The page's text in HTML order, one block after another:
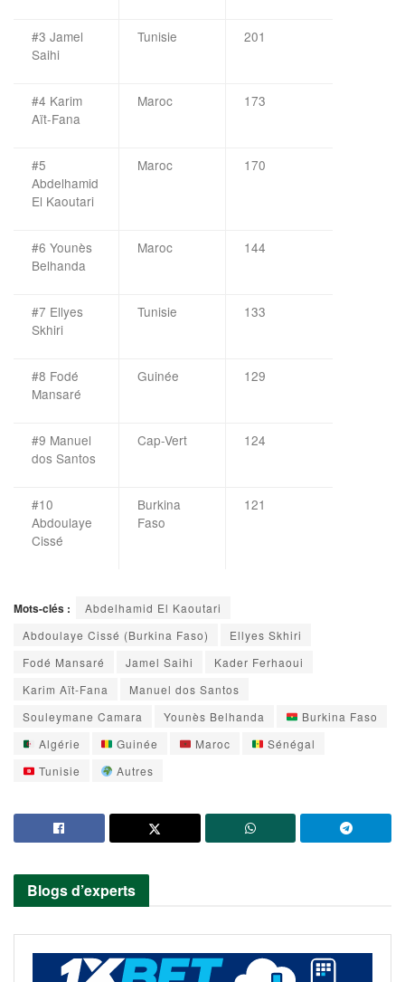
#3 Jamel
Saihi
Tunisie 201
#4 Karim
Aït-Fana
Maroc 173
#5
Abdelhamid
El Kaoutari
Maroc 170
#6 Younès
Belhanda
Maroc 144
#7 Ellyes
Skhiri
Tunisie 133
#8 Fodé
Mansaré
Guinée 129
#9 Manuel
dos Santos
Cap-Vert 124
#10
Abdoulaye
Cissé
Burkina
Faso
121
Mots-clés :
Abdelhamid El Kaoutari
Abdoulaye Cissé (Burkina Faso)
Ellyes Skhiri
Fodé Mansaré
Jamel Saihi
Kader Ferhaoui
Karim Aït-Fana
Manuel dos Santos
Souleymane Camara
Younès Belhanda
Burkina Faso
Algérie
Guinée Maroc
Sénégal
Tunisie
Autres
Blogs d’experts